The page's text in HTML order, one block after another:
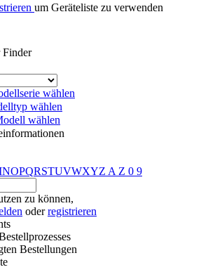
um Geräteliste zu verwenden
Finder
wählen
wählen
wählen
NOPQRSTUVWXYZ A Z 0 9
zu können,
oderregistrieren
Bestellungen